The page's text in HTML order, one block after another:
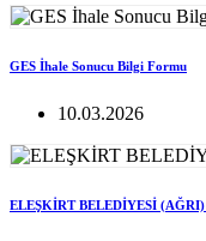
GES İhale Sonucu Bilgi Formu
10.03.2026
ELEŞKİRT BELEDİYESİ